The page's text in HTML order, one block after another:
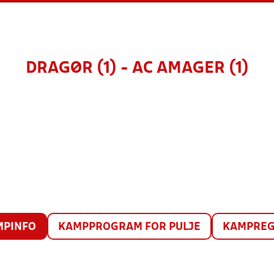
DRAGØR (1) - AC AMAGER (1)
KAMPPROGRAM FOR PULJE